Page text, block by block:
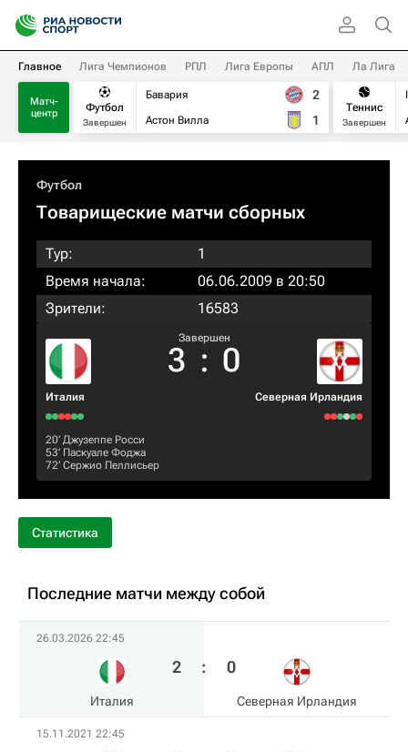
Главное Лига Чемпионов РПЛ Лига Европы АПЛ Ла Лига
Матч-
центр
Футбол
Завершен
Бавария
Астон Вилла
2
1
Теннис
Завершен
Футбол
Товарищеские матчи сборных
Тур:
1
Время начала:
06.06.2009 в 20:50
Зрители:
16583
Италия
Завершен
3 : 0
Северная Ирландия
20‎’‎ Джузеппе Росси
53‎’‎ Паскуале Фоджа
72‎’‎ Сержио Пеллисьер
Статистика
Последние матчи между собой
26.03.2026 22:45
Италия
2 : 0
Северная Ирландия
15.11.2021 22:45